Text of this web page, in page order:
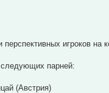
игроков на
следующих парней:
(Австрия)